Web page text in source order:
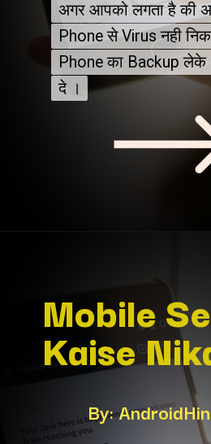
अगर आपको लगता है की
Phone से Virus नही
Phone का Backup
दे ।
अगर आपको लगता है की
Phone से Virus नही
Phone का Backup
दे ।
Mobile
Kaise
By: